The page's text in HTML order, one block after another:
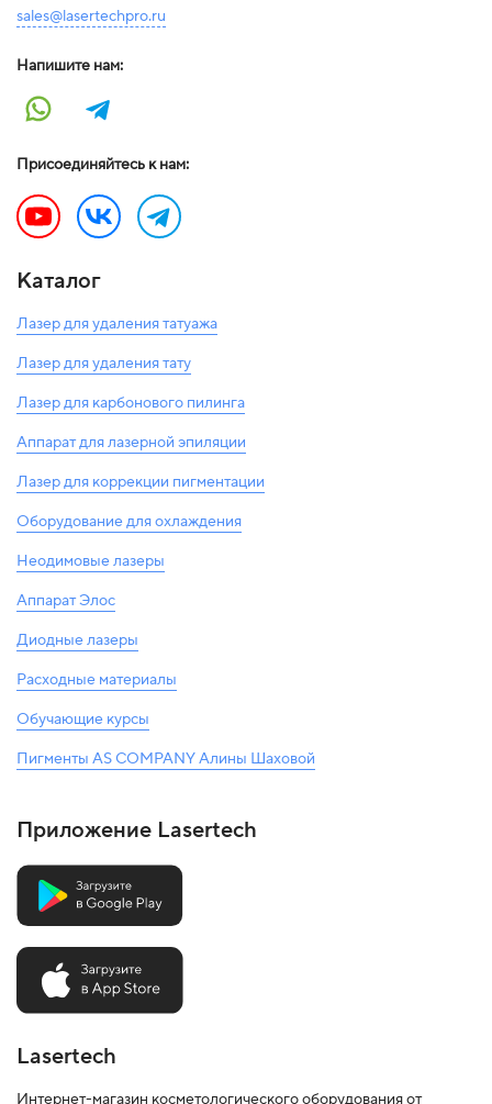
sales@lasertechpro.ru
Напишите нам:
Присоединяйтесь к нам:
Каталог
Лазер для удаления татуажа
Лазер для удаления тату
Лазер для карбонового пилинга
Аппарат для лазерной эпиляции
Лазер для коррекции пигментации
Оборудование для охлаждения
Неодимовые лазеры
Аппарат Элос
Диодные лазеры
Расходные материалы
Обучающие курсы
Пигменты AS COMPANY Алины Шаховой
Приложение Lasertech
Lasertech
Интернет-магазин косметологического оборудования от